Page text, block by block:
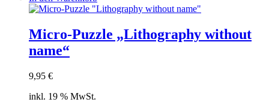
Micro-Puzzle „Lithography without
name“
9,95 €
inkl. 19 % MwSt.